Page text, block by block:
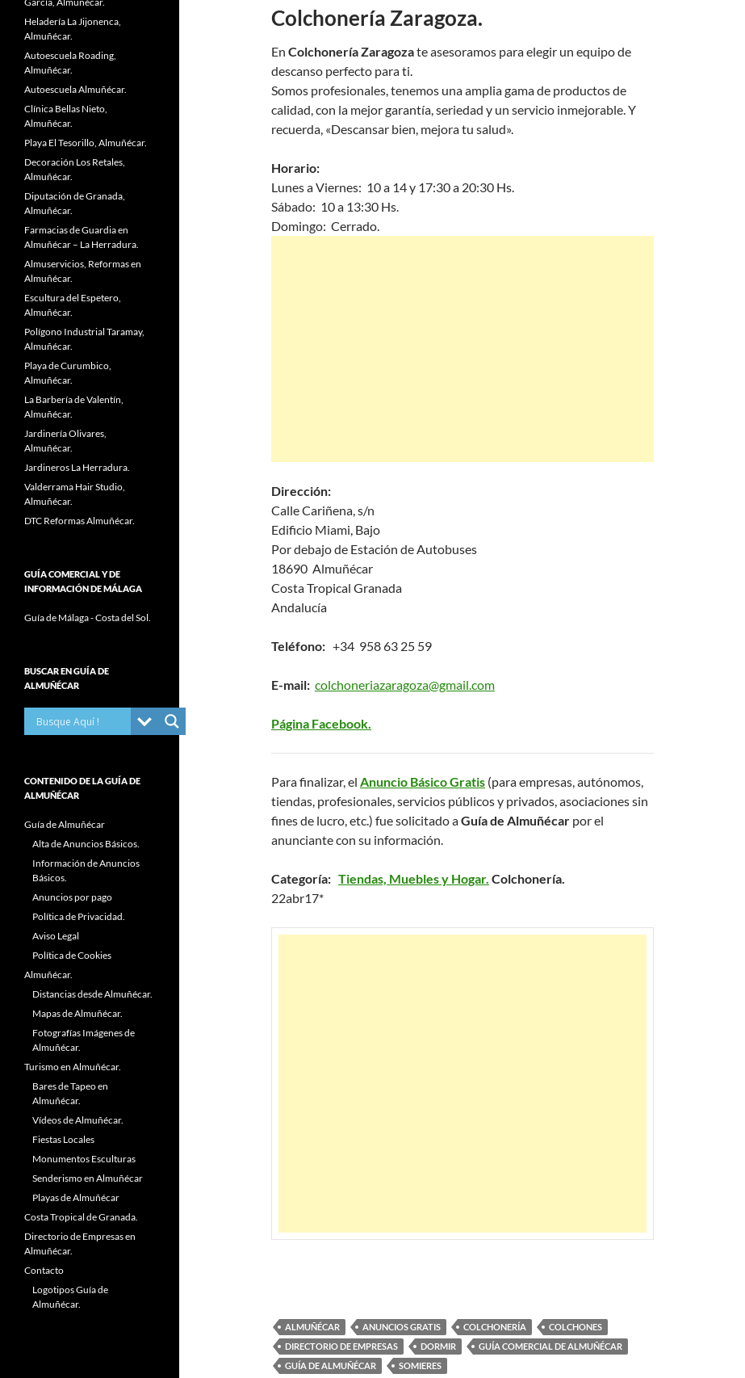
Colchonería Zaragoza.
En Colchonería Zaragozate asesoramos para elegir un equipo de
descanso perfecto para ti.
Somos profesionales, tenemos una amplia gama de productos de
calidad, con la mejor garantía, seriedad y un servicio inmejorable. Y
recuerda, «Descansar bien, mejora tu salud».
Horario:
Lunes a Viernes: 10 a 14 y 17:30 a 20:30 Hs.
Sábado: 10 a 13:30 Hs.
Domingo: Cerrado.
Dirección:
Calle Cariñena, s/n
Edificio Miami, Bajo
Por debajo de Estación de Autobuses
18690 Almuñécar
Costa Tropical Granada
Andalucía
Teléfono: +34 958 63 25 59
E-mail: colchoneriazaragoza@gmail.com
Página Facebook.
Para finalizar, el Anuncio Básico Gratis (para empresas, autónomos,
tiendas, profesionales, servicios públicos y privados, asociaciones sin
fines de lucro, etc.) fue solicitado aGuía de Almuñécar por el
anunciante con su información.
Categoría: Tiendas, Muebles y Hogar. Colchonería.
22abr17*
ALMUÑÉCAR ANUNCIOS GRATIS COLCHONERÍA
COLCHONES
DIRECTORIO DE EMPRESAS
DORMIR
GUÍA COMERCIAL DE ALMUÑÉCAR
GUÍA DE ALMUÑÉCAR
SOMIERES
Heladería La Jijonenca,
Almuñécar.
Autoescuela Roading,
Almuñécar.
Autoescuela Almuñécar.
Clínica Bellas Nieto,
Almuñécar.
Playa El Tesorillo, Almuñécar.
Decoración Los Retales,
Almuñécar.
Diputación de Granada,
Almuñécar.
Farmacias de Guardia en
Almuñécar – La Herradura.
Almuservicios, Reformas en
Almuñécar.
Escultura del Espetero,
Almuñécar.
Polígono Industrial Taramay,
Almuñécar.
Playa de Curumbico,
Almuñécar.
La Barbería de Valentín,
Almuñécar.
Jardinería Olivares,
Almuñécar.
Jardineros La Herradura.
Valderrama Hair Studio,
Almuñécar.
DTC Reformas Almuñécar.
GUÍA COMERCIAL Y DE
INFORMACIÓN DE MÁLAGA
Guía de Málaga - Costa del Sol.
BUSCAR EN GUÍA DE
ALMUÑÉCAR
CONTENIDO DE LA GUÍA DE
ALMUÑÉCAR
Guía de Almuñécar
Alta de Anuncios Básicos.
Información de Anuncios
Básicos.
Anuncios por pago
Política de Privacidad.
Aviso Legal
Política de Cookies
Almuñécar.
Distancias desde Almuñécar.
Mapas de Almuñécar.
Fotografías Imágenes de
Almuñécar.
Turismo en Almuñécar.
Bares de Tapeo en
Almuñécar.
Vídeos de Almuñécar.
Fiestas Locales
Monumentos Esculturas
Senderismo en Almuñécar
Playas de Almuñécar
Costa Tropical de Granada.
Directorio de Empresas en
Almuñécar.
Contacto
Logotipos Guía de
Almuñécar.